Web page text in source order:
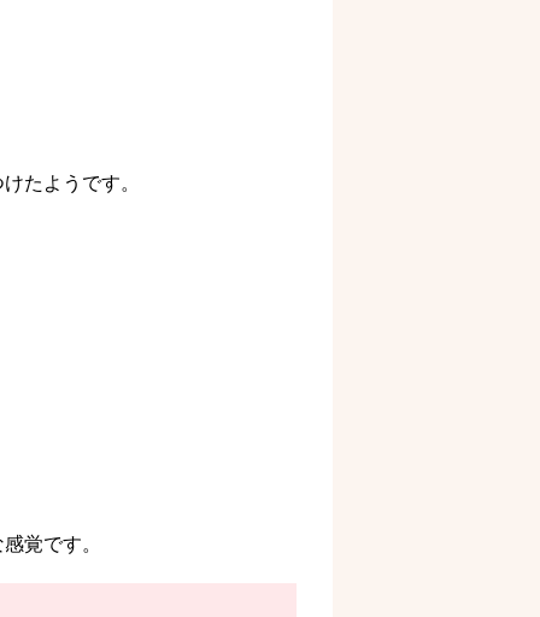
たようです。
覚です。